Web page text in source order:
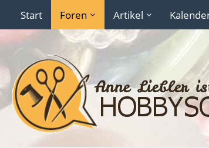
Start Foren Artikel